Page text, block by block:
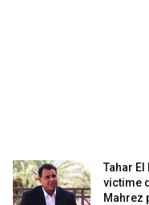
Tahar El
victime
Mahrez